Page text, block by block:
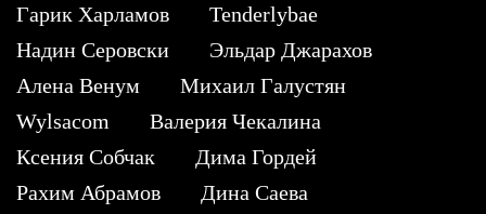
Гарик Харламов
Tenderlybae
Надин Серовски
Эльдар Джарахов
Алена Венум
Михаил Галустян
Wylsacom
Валерия Чекалина
Ксения Собчак
Дима Гордей
Рахим Абрамов
Дина Саева